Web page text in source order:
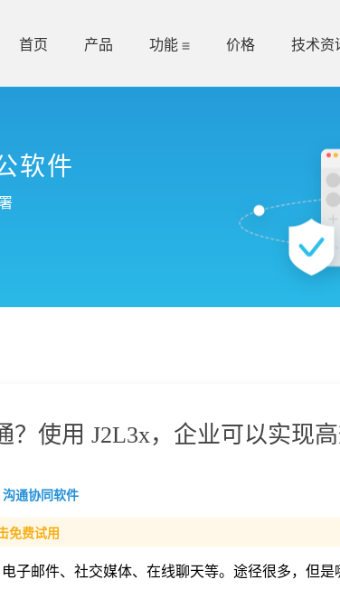
首页 产品 功能 价格 技术资
软件
？使用 J2L3x，企业可以实现
沟通协同软件
免费试用
子邮件、社交媒体、在线聊天等。途径很多，但